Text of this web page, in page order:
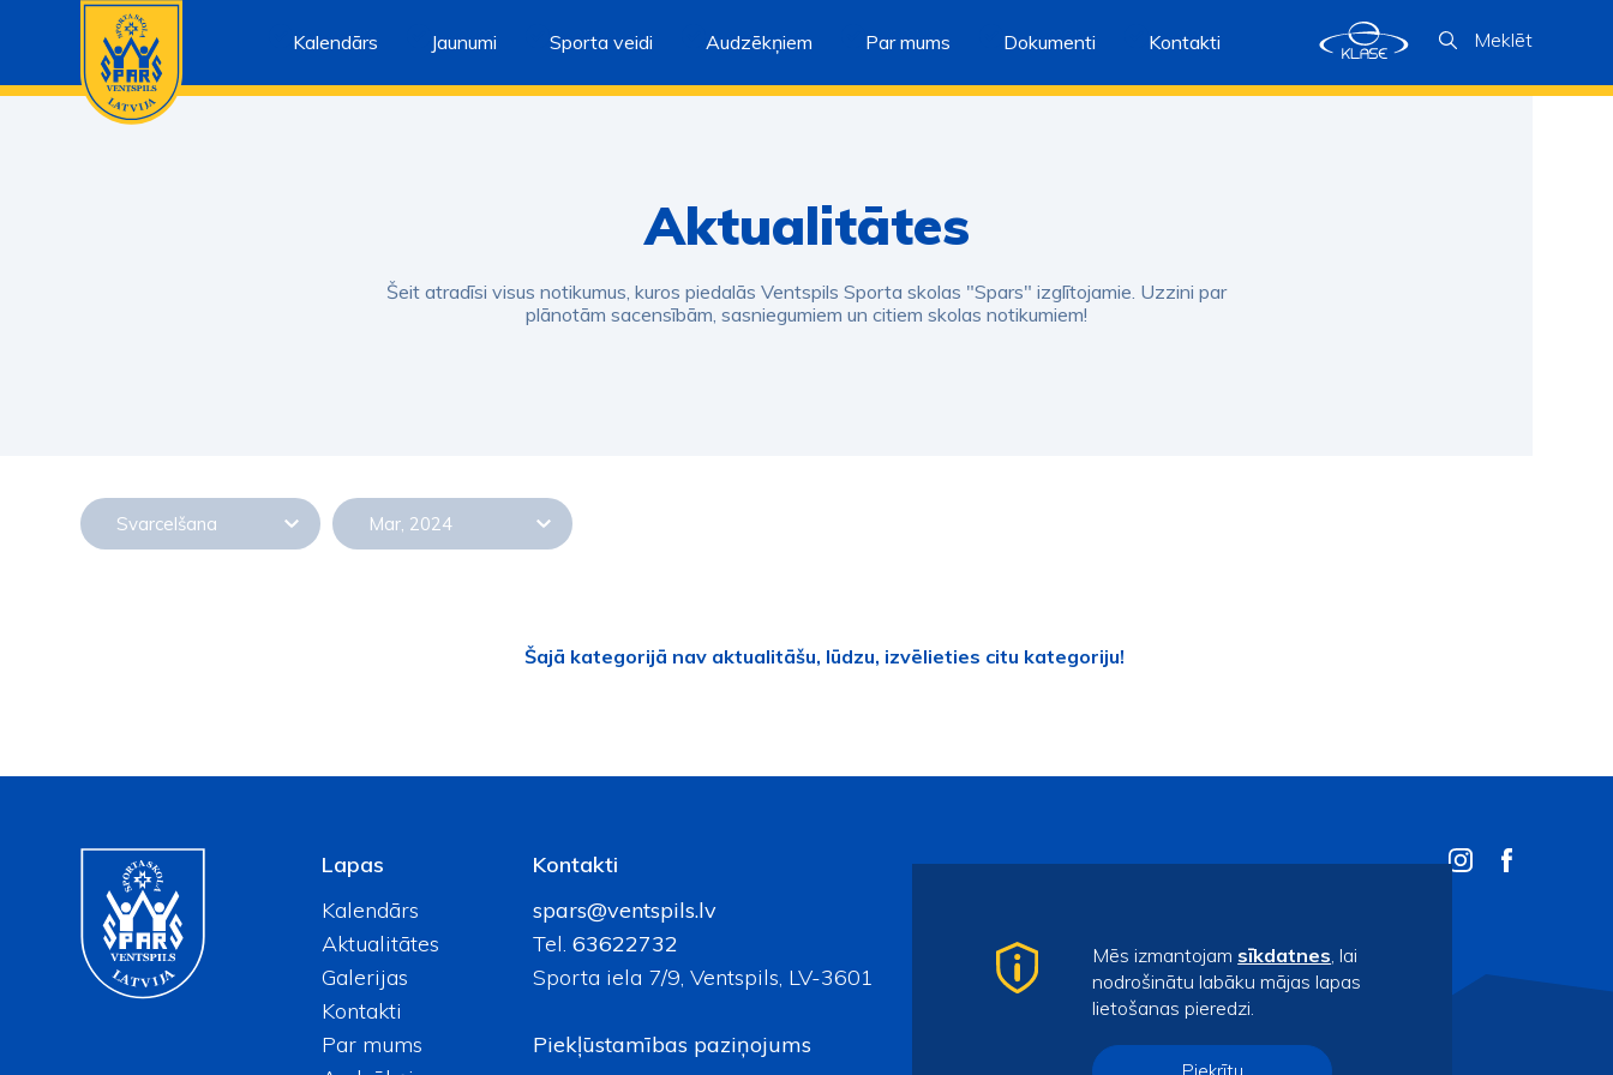
Kalendārs Jaunumi Sporta veidi Audzēkņiem Par mums Dokumenti Kontakti Meklēt
Aktualitātes
Šeit atradīsi visus notikumus, kuros piedalās Ventspils Sporta skolas "Spars" izglītojamie. Uzzini par
plānotām sacensībām, sasniegumiem un citiem skolas notikumiem!
Svarcelšana Mar, 2024
Šajā kategorijā nav aktualitāšu, lūdzu, izvēlieties citu kategoriju!
Lapas
Kalendārs
Aktualitātes
Galerijas
Kontakti
Par mums
Kontakti
spars@ventspils.lv
Tel. 63622732
Sporta iela 7/9, Ventspils, LV-3601
Piekļūstamības paziņojums
Mēs izmantojam sīkdatnes, lai
nodrošinātu labāku mājas lapas
lietošanas pieredzi.